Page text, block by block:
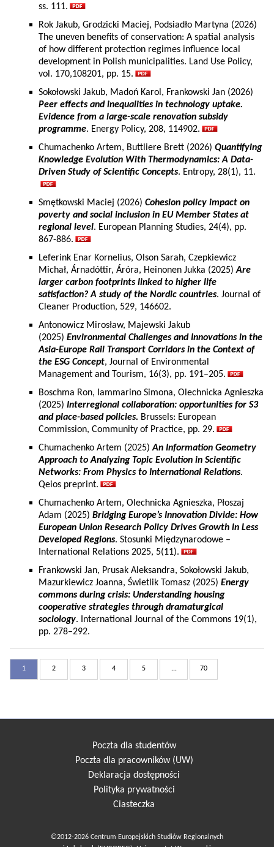
ss. 111.
Rok Jakub, Grodzicki Maciej, Podsiadło Martyna (2026)
The uneven benefits of conservation: A spatial analysis
of how different protection regimes influence local
development in Polish municipalities. Land Use Policy,
vol. 170,108201, pp. 15.
Sokołowski Jakub, Madoń Karol, Frankowski Jan (2026)
Peer effects and inequalities in technology uptake.
Evidence from a large-scale renovation subsidy
programme. Energy Policy, 208, 114902.
Chumachenko Artem, Buttliere Brett (2026) Quantifying
Knowledge Evolution With Thermodynamics: A Data-
Driven Study of Scientific Concepts. Entropy, 28(1), 11.
Smętkowski Maciej (2026) Cohesion policy impact on
poverty and social inclusion in EU Member States at
regional level. European Planning Studies, 24(4), pp.
867-886.
Leferink Enar Kornelius, Olson Sarah, Czepkiewicz
Michał, Árnadóttir, Áróra, Heinonen Jukka (2025)Are
larger carbon footprints linked to higher life
satisfaction? A study of the Nordic countries. Journal of
Cleaner Production, 529, 146602.
Antonowicz Mirosław, Majewski Jakub
(2025) Environmental Challenges and Innovations in the
Asia-Europe Rail Transport Corridors in the Context of
the ESG Concept, Journal of Environmental
Management and Tourism, 16(3), pp. 191–205.
Boschma Ron, Iammarino Simona, Olechnicka Agnieszka
(2025) Interregional collaboration: opportunities for S3
and place-based policies. Brussels: European
Commission, Community of Practice, pp. 29.
Chumachenko Artem (2025)An Information Geometry
Approach to Analyzing Topic Evolution in Scientific
Networks: From Physics to International Relations.
Qeios preprint.
Chumachenko Artem, Olechnicka Agnieszka, Płoszaj
Adam (2025) Bridging Europe’s Innovation Divide: How
European Union Research Policy Drives Growth in Less
Developed Regions. Stosunki Międzynarodowe –
International Relations 2025, 5(11).
Frankowski Jan, Prusak Aleksandra, Sokołowski Jakub,
Mazurkiewicz Joanna, Świetlik Tomasz (2025) Energy
commons during crisis: Understanding housing
cooperative strategies through dramaturgical
sociology. International Journal of the Commons 19(1),
pp. 278–292.
1 2 3 4 5 ... 70
Poczta dla studentów
Poczta dla pracowników (UW)
Deklaracja dostępności
Polityka prywatności
Ciasteczka
©2012-2026 Centrum Europejskich Studiów Regionalnych